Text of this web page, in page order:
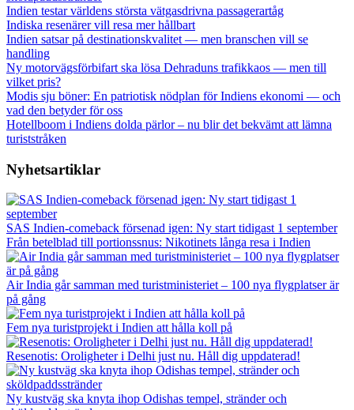
Indien testar världens största vätgasdrivna passagerartåg
Indiska resenärer vill resa mer hållbart
Indien satsar på destinationskvalitet — men branschen vill se
handling
Ny motorvägsförbifart ska lösa Dehraduns trafikkaos — men till
vilket pris?
Modis sju böner: En patriotisk nödplan för Indiens ekonomi — och
vad den betyder för oss
Hotellboom i Indiens dolda pärlor – nu blir det bekvämt att lämna
turiststråken
Nyhetsartiklar
SAS Indien-comeback försenad igen: Ny start tidigast 1 september
Från betelblad till portionssnus: Nikotinets långa resa i Indien
Air India går samman med turistministeriet – 100 nya flygplatser är
på gång
Fem nya turistprojekt i Indien att hålla koll på
Resenotis: Oroligheter i Delhi just nu. Håll dig uppdaterad!
Ny kustväg ska knyta ihop Odishas tempel, stränder och